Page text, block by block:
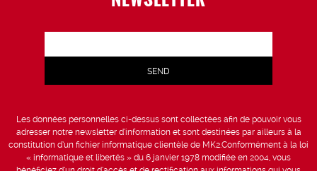
Les données personnelles ci-dessus sont collectées afin de pouvoir vous
adresser notre newsletter d’information et sont destinées par ailleurs à la
constitution d’un fichier informatique clientèle de MK2.Conformément à la loi
« informatique et libertés » du 6 janvier 1978 modifiée en 2004, vous